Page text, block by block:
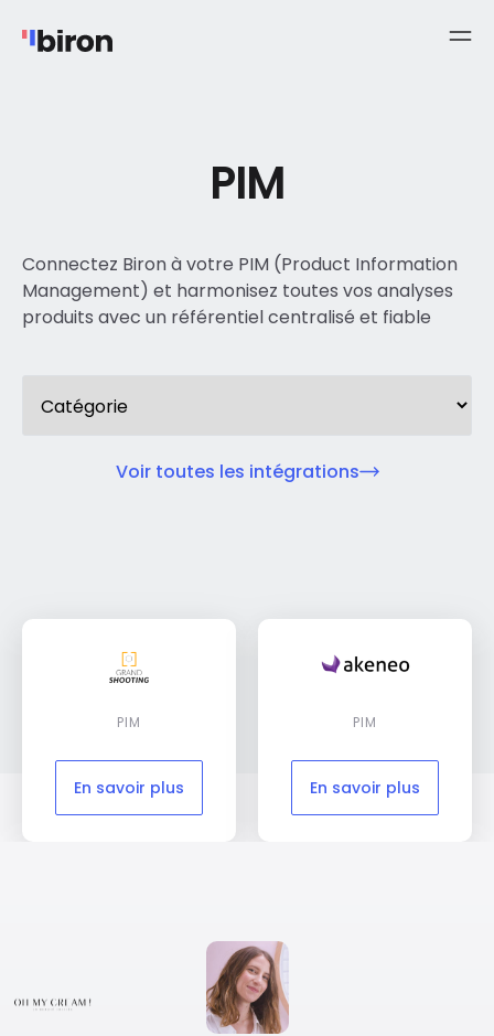
PIM
Connectez Biron à votre PIM (Product Information
Management) et harmonisez toutes vos analyses
produits avec un référentiel centralisé et fiable
Voir toutes les intégrations
PIM
En savoir plus
PIM
En savoir plus